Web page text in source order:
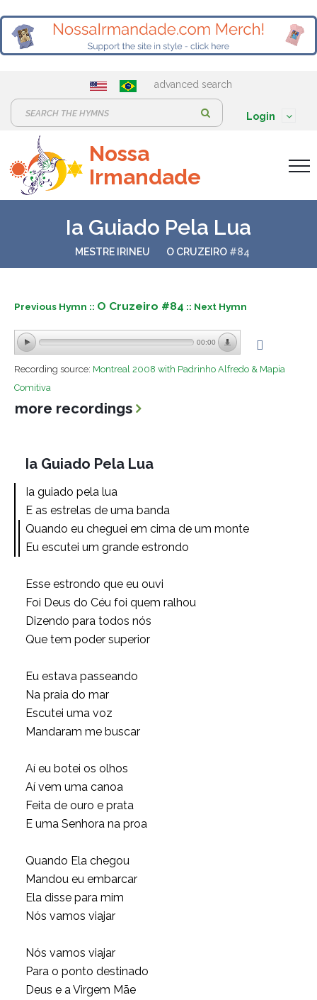
advanced search
e
a
r
Login
Nossa
Irmandade
Ia Guiado Pela Lua
MESTRE IRINEU O CRUZEIRO#84
Previous Hymn :: O Cruzeiro #84 :: Next Hymn
00:00
Recording source: Montreal 2008 with Padrinho Alfredo & Mapia
Comitiva
more recordings
Ia Guiado Pela Lua
Ia guiado pela lua
E as estrelas de uma banda
Quando eu cheguei em cima de um monte
Eu escutei um grande estrondo
Esse estrondo que eu ouvi
Foi Deus do Céu foi quem ralhou
Dizendo para todos nós
Que tem poder superior
Eu estava passeando
Na praia do mar
Escutei uma voz
Mandaram me buscar
Aí eu botei os olhos
Aí vem uma canoa
Feita de ouro e prata
E uma Senhora na proa
Quando Ela chegou
Mandou eu embarcar
Ela disse para mim
Nós vamos viajar
Nós vamos viajar
Para o ponto destinado
Deus e a Virgem Mãe